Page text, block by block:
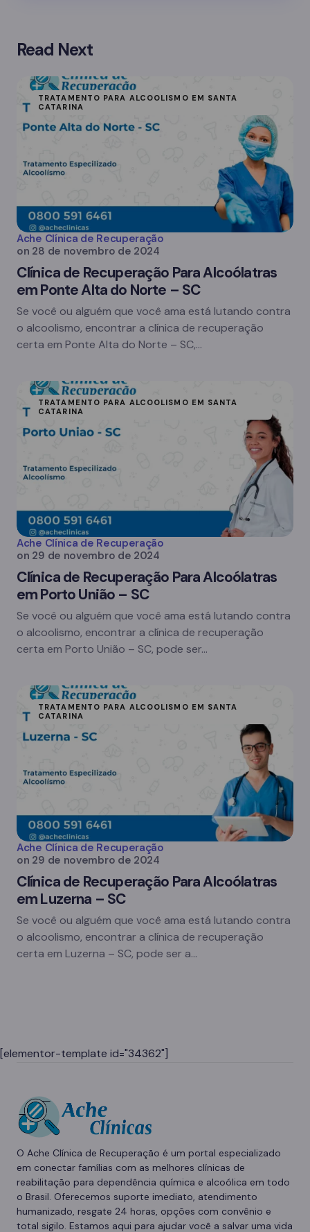
Read Next
TRATAMENTO PARA ALCOOLISMO EM SANTA
CATARINA
Ache Clínica de Recuperação
on 28 de novembro de 2024
Clínica de Recuperação Para Alcoólatras
em Ponte Alta do Norte – SC
Se você ou alguém que você ama está lutando contra
o alcoolismo, encontrar a clínica de recuperação
certa em Ponte Alta do Norte – SC,…
TRATAMENTO PARA ALCOOLISMO EM SANTA
CATARINA
Ache Clínica de Recuperação
on 29 de novembro de 2024
Clínica de Recuperação Para Alcoólatras
em Porto União – SC
Se você ou alguém que você ama está lutando contra
o alcoolismo, encontrar a clínica de recuperação
certa em Porto União – SC, pode ser…
TRATAMENTO PARA ALCOOLISMO EM SANTA
CATARINA
Ache Clínica de Recuperação
on 29 de novembro de 2024
Clínica de Recuperação Para Alcoólatras
em Luzerna – SC
Se você ou alguém que você ama está lutando contra
o alcoolismo, encontrar a clínica de recuperação
certa em Luzerna – SC, pode ser a…
[elementor-template id="34362"]
O Ache Clínica de Recuperação é um portal especializado
em conectar famílias com as melhores clínicas de
reabilitação para dependência química e alcoólica em todo
o Brasil. Oferecemos suporte imediato, atendimento
humanizado, resgate 24 horas, opções com convênio e
total sigilo. Estamos aqui para ajudar você a salvar uma vida